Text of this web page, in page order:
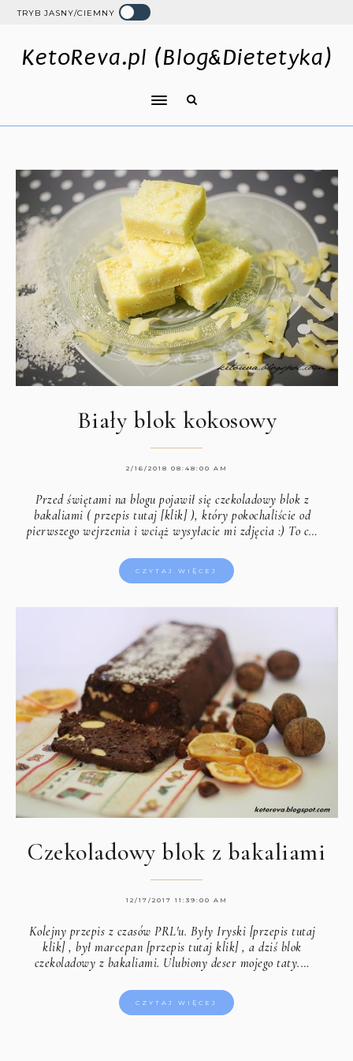
TRYB JASNY/CIEMNY
KetoReva.pl (Blog&Dietetyka)
Biały blok kokosowy
2/16/2018 08:48:00 AM
Przed świętami na blogu pojawił się czekoladowy blok z
bakaliami (przepis tutaj [klik]), który pokochaliście od
pierwszego wejrzenia i wciąż wysyłacie mi zdjęcia :) To c…
CZYTAJ WIĘCEJ
Czekoladowy blok z bakaliami
12/17/2017 11:39:00 AM
Kolejny przepis z czasów PRL'u. Były Iryski [przepis tutaj
klik] , byłmarcepan [przepis tutaj klik] , a dziś blok
czekoladowy z bakaliami. Ulubiony deser mojego taty.…
CZYTAJ WIĘCEJ